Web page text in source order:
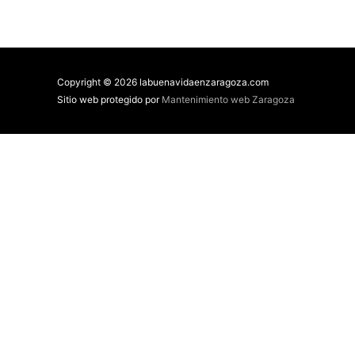
Copyright © 2026 labuenavidaenzaragoza.com
Sitio web protegido por Mantenimiento web Zaragoza